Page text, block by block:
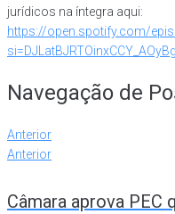
jurídicos na íntegra aqui:
https://open.spotify.com/
si=DJLatBJRTOinxCCY_AOyBg
Navegação de
Anterior
Anterior
Câmara aprova PEC